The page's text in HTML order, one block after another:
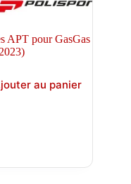
APT pour GasGas
au panier